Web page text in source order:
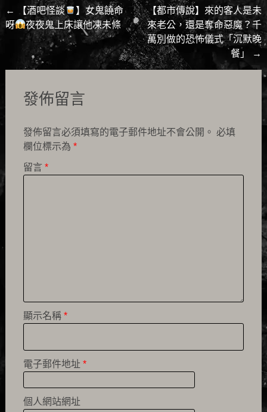
Post
navigation
← 【酒吧怪談
】女鬼饒命
呀
夜夜鬼上床讓他凍未條
【都市傳說】來的客人是未
來老公，還是奪命惡魔？千
萬別做的恐怖儀式「沉默晚
餐」
→
發佈留言
發佈留言必須填寫的電子郵件地址不會公開。 必填
欄位標示為 *
留言 *
顯示名稱 *
電子郵件地址 *
個人網站網址